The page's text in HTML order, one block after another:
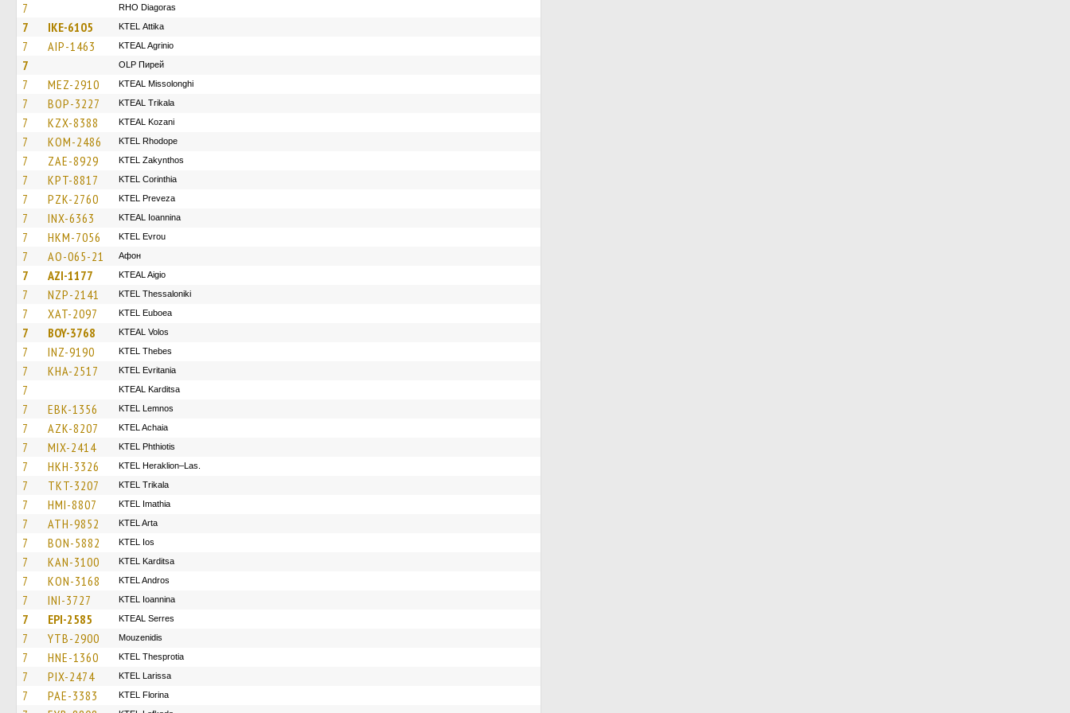
7 RHO Diagoras
7 IKE-6105 KΤΕL Αttika
7 AIP-1463 KTEAL Agrinio
7 OLP Пирей
7 MEZ-2910 KTEAL Missolonghi
7 BOP-3227 KTEAL Trikala
7 KZX-8388 KTEAL Kozani
7 KOM-2486 KTEL Rhodope
7 ZAE-8929 KTEL Zakynthos
7 KPT-8817 KTEL Corinthia
7 PZK-2760 KTEL Preveza
7 INX-6363 KTEAL Ioannina
7 HKM-7056 KTEL Evrou
7 AO-065-21 Афон
7 AZI-1177 KTEAL Aigio
7 NZP-2141 KTEL Thessaloniki
7 XAT-2097 ΚΤΕL Euboea
7 BOY-3768 KTEAL Volos
7 INZ-9190 KTEL Thebes
7 KHA-2517 ΚΤΕL Evritania
7 KTEAL Karditsa
7 EBK-1356 KTEL Lemnos
7 AZK-8207 KTEL Achaia
7 MIX-2414 ΚΤΕL Phthiotis
7 HKH-3326 KTEL Heraklion–Las.
7 TKT-3207 ΚΤΕL Τrikala
7 HMI-8807 KTEL Imathia
7 ATH-9852 KTEL Arta
7 BON-5882 KTEL Ios
7 KAN-3100 ΚΤΕL Karditsa
7 KON-3168 KTEL Andros
7 INI-3727 KTEL Ioannina
7 EPI-2585 KTEAL Serres
7 YTB-2900 Mouzenidis
7 HNE-1360 KTEL Thesprotia
7 PIX-2474 KTEL Larissa
7 PAE-3383 KTEL Florina